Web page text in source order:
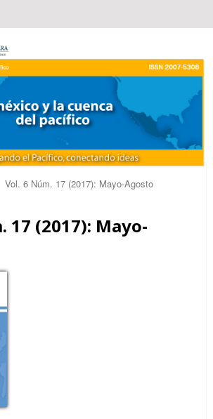
Vol. 6 Núm. 17 (2017): Mayo-Agosto
17 (2017): Mayo-